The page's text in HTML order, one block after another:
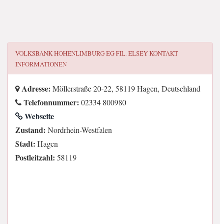
VOLKSBANK HOHENLIMBURG EG FIL. ELSEYKONTAKT
INFORMATIONEN
Adresse: Möllerstraße 20-22, 58119 Hagen, Deutschland
Telefonnummer: 02334 800980
Webseite
Zustand: Nordrhein-Westfalen
Stadt: Hagen
Postleitzahl: 58119